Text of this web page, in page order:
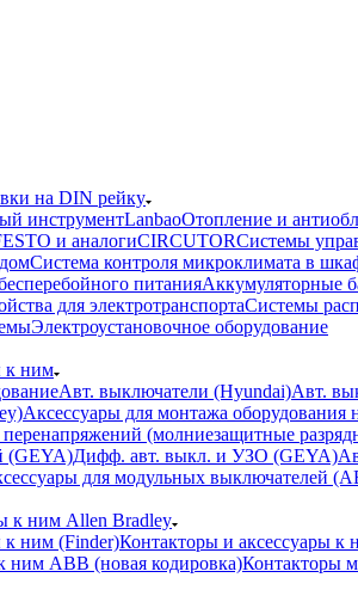
на DIN рейку
инструментLanbaoОтопление и
и аналогиCIRCUTORСистемы
Система контроля микроклимата в
питанияАккумуляторные
для электротранспортаСистемы
Электроустановочное оборудование
к ним
Авт. выключатели (Hyundai)Авт.
Аксессуары для монтажа оборудования
(молниезащитные
(GEYA)Дифф. авт. выкл. и УЗО (GEYA)
для модульных выключателей
к ним Allen Bradley
к ним (Finder)Контакторы и аксессуары
ним ABB (новая кодировка)Контакторы